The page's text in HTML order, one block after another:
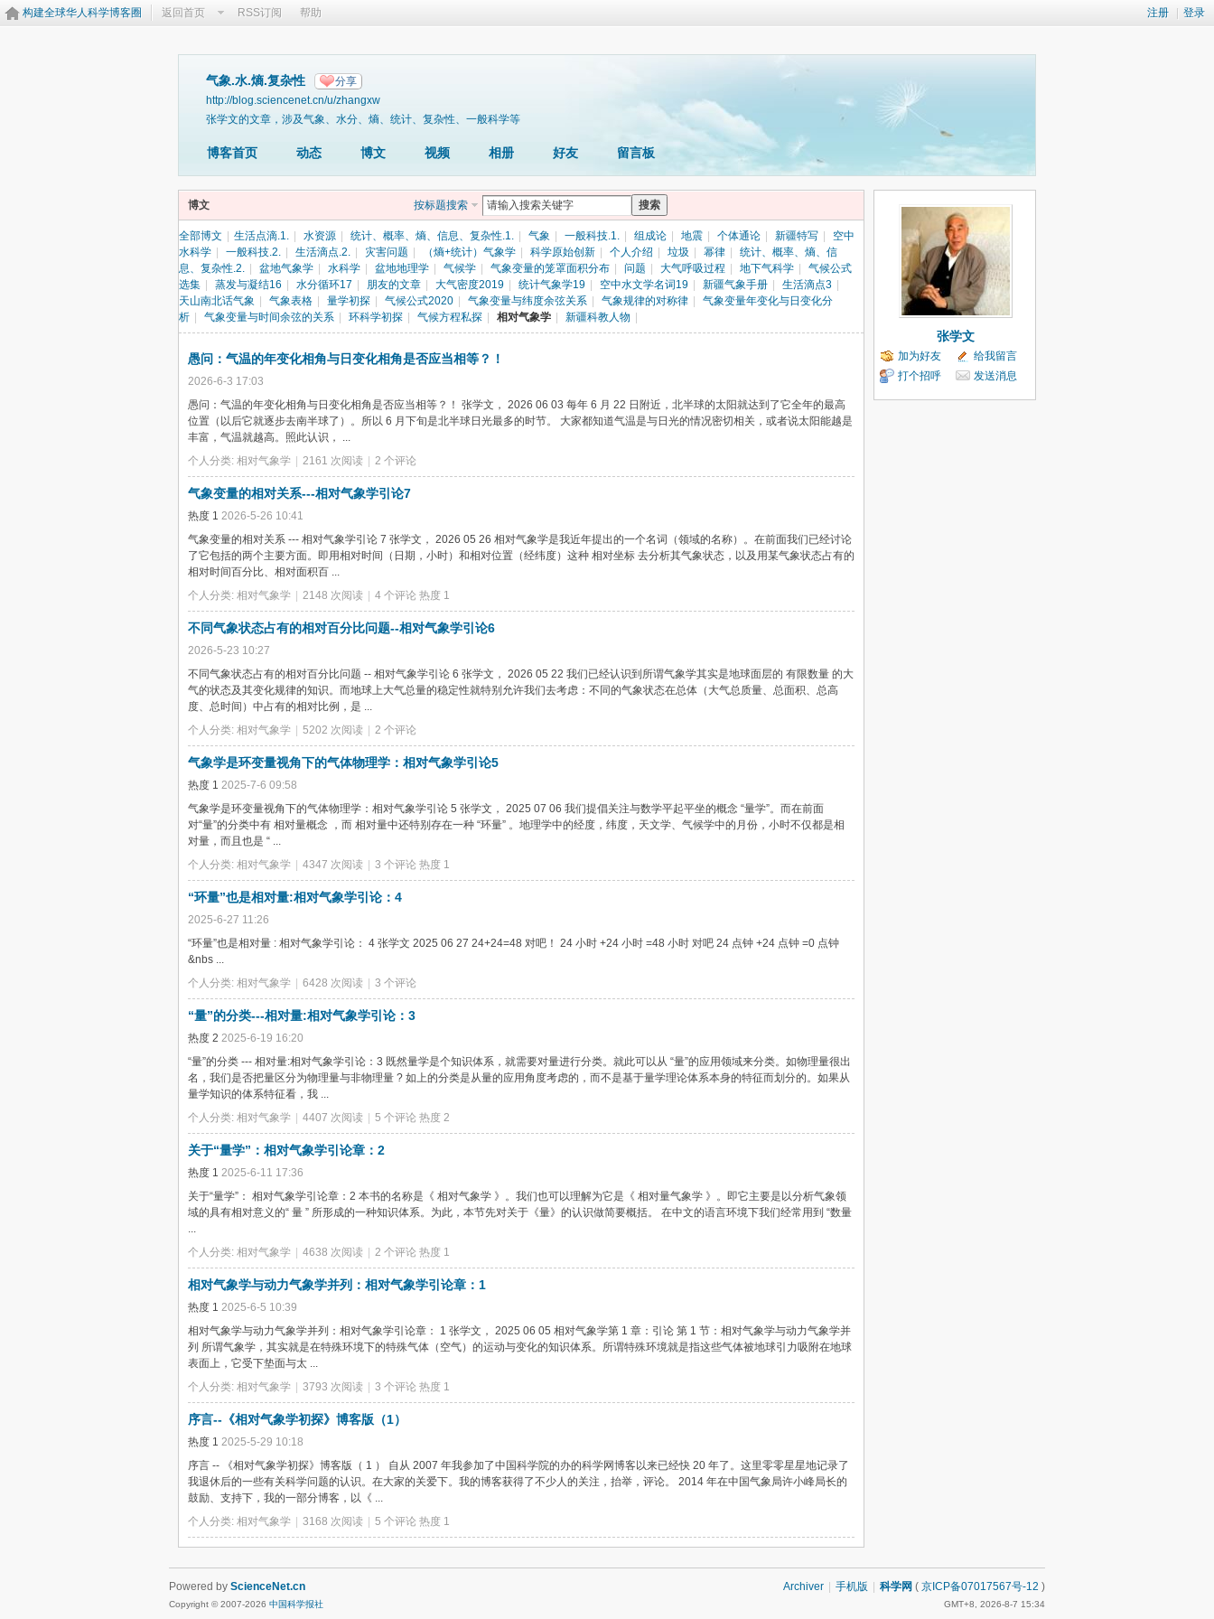
注册 登录
构建全球华人科学博客圈 返回首页 RSS订阅 帮助
气象.水.熵.复杂性 分享
http://blog.sciencenet.cn/u/zhangxw
张学文的文章，涉及气象、水分、熵、统计、复杂性、一般科学等
博客首页 动态 博文 视频 相册 好友 留言板
博文 按标题搜索 搜索
全部博文 生活点滴.1. 水资源 统计、概率、熵、信息、复杂性.1. 气象 一般科技.1. 组成论 地震 个体通论 新疆特写
空中
水科学
一般科技.2. 生活滴点.2. 灾害问题 （熵+统计）气象学 科学原始创新 个人介绍 垃圾 幂律
统计、概率、熵、信
息、复杂性.2.
盆地气象学 水科学 盆地地理学 气候学 气象变量的笼罩面积分布 问题 大气呼吸过程 地下气科学
气候公式
选集
蒸发与凝结16 水分循环17 朋友的文章 大气密度2019 统计气象学19 空中水文学名词19 新疆气象手册 生活滴点3
天山南北话气象
气象表格 量学初探 气候公式2020 气象变量与纬度余弦关系 气象规律的对称律
气象变量年变化与日变化分
析
气象变量与时间余弦的关系 环科学初探 气候方程私探 相对气象学 新疆科教人物
愚问：气温的年变化相角与日变化相角是否应当相等？！
2026-6-3 17:03
愚问：气温的年变化相角与日变化相角是否应当相等？！ 张学文， 2026 06 03 每年 6 月 22 日附近，北半球的太阳就达到了它全年的最高
位置（以后它就逐步去南半球了）。所以 6 月下旬是北半球日光最多的时节。 大家都知道气温是与日光的情况密切相关，或者说太阳能越是
丰富，气温就越高。照此认识， ...
个人分类: 相对气象学 2161 次阅读 2 个评论
气象变量的相对关系---相对气象学引论7
热度 1 2026-5-26 10:41
气象变量的相对关系 --- 相对气象学引论 7 张学文， 2026 05 26 相对气象学是我近年提出的一个名词（领域的名称）。在前面我们已经讨论
了它包括的两个主要方面。即用相对时间（日期，小时）和相对位置（经纬度）这种 相对坐标 去分析其气象状态，以及用某气象状态占有的
相对时间百分比、相对面积百 ...
个人分类: 相对气象学 2148 次阅读 4 个评论 热度 1
不同气象状态占有的相对百分比问题--相对气象学引论6
2026-5-23 10:27
不同气象状态占有的相对百分比问题 -- 相对气象学引论 6 张学文， 2026 05 22 我们已经认识到所谓气象学其实是地球面层的 有限数量 的大
气的状态及其变化规律的知识。而地球上大气总量的稳定性就特别允许我们去考虑：不同的气象状态在总体（大气总质量、总面积、总高
度、总时间）中占有的相对比例，是 ...
个人分类: 相对气象学 5202 次阅读 2 个评论
气象学是环变量视角下的气体物理学：相对气象学引论5
热度 1 2025-7-6 09:58
气象学是环变量视角下的气体物理学：相对气象学引论 5 张学文， 2025 07 06 我们提倡关注与数学平起平坐的概念 “量学”。而在前面
对“量”的分类中有 相对量概念 ，而 相对量中还特别存在一种 “环量” 。地理学中的经度，纬度，天文学、气候学中的月份，小时不仅都是相
对量，而且也是 “ ...
个人分类: 相对气象学 4347 次阅读 3 个评论 热度 1
“环量”也是相对量:相对气象学引论：4
2025-6-27 11:26
“环量”也是相对量 : 相对气象学引论： 4 张学文 2025 06 27 24+24=48 对吧！ 24 小时 +24 小时 =48 小时 对吧 24 点钟 +24 点钟 =0 点钟
&nbs ...
个人分类: 相对气象学 6428 次阅读 3 个评论
“量”的分类---相对量:相对气象学引论：3
热度 2 2025-6-19 16:20
“量”的分类 --- 相对量:相对气象学引论：3 既然量学是个知识体系，就需要对量进行分类。就此可以从 “量”的应用领域来分类。如物理量很出
名，我们是否把量区分为物理量与非物理量 ? 如上的分类是从量的应用角度考虑的，而不是基于量学理论体系本身的特征而划分的。如果从
量学知识的体系特征看，我 ...
个人分类: 相对气象学 4407 次阅读 5 个评论 热度 2
关于“量学”：相对气象学引论章：2
热度 1 2025-6-11 17:36
关于“量学”： 相对气象学引论章：2 本书的名称是《 相对气象学 》。我们也可以理解为它是《 相对量气象学 》。即它主要是以分析气象领
域的具有相对意义的“ 量 ” 所形成的一种知识体系。为此，本节先对关于《量》的认识做简要概括。 在中文的语言环境下我们经常用到 “数量
...
个人分类: 相对气象学 4638 次阅读 2 个评论 热度 1
相对气象学与动力气象学并列：相对气象学引论章：1
热度 1 2025-6-5 10:39
相对气象学与动力气象学并列：相对气象学引论章： 1 张学文， 2025 06 05 相对气象学第 1 章：引论 第 1 节：相对气象学与动力气象学并
列 所谓气象学，其实就是在特殊环境下的特殊气体（空气）的运动与变化的知识体系。所谓特殊环境就是指这些气体被地球引力吸附在地球
表面上，它受下垫面与太 ...
个人分类: 相对气象学 3793 次阅读 3 个评论 热度 1
序言--《相对气象学初探》博客版（1）
热度 1 2025-5-29 10:18
序言 -- 《相对气象学初探》博客版（ 1 ） 自从 2007 年我参加了中国科学院的办的科学网博客以来已经快 20 年了。这里零零星星地记录了
我退休后的一些有关科学问题的认识。在大家的关爱下。我的博客获得了不少人的关注，抬举，评论。 2014 年在中国气象局许小峰局长的
鼓励、支持下，我的一部分博客，以《 ...
个人分类: 相对气象学 3168 次阅读 5 个评论 热度 1
张学文
加为好友
给我留言
打个招呼
发送消息
Archiver 手机版 科学网 ( 京ICP备07017567号-12 )
GMT+8, 2026-8-7 15:34
Powered by ScienceNet.cn
Copyright © 2007-2026 中国科学报社